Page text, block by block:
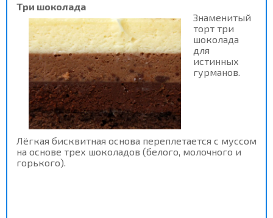
Три шоколада
Знаменитый
торт три
шоколада
для
истинных
гурманов.
Лёгкая бисквитная основа переплетается с муссом
на основе трех шоколадов (белого, молочного и
горького).